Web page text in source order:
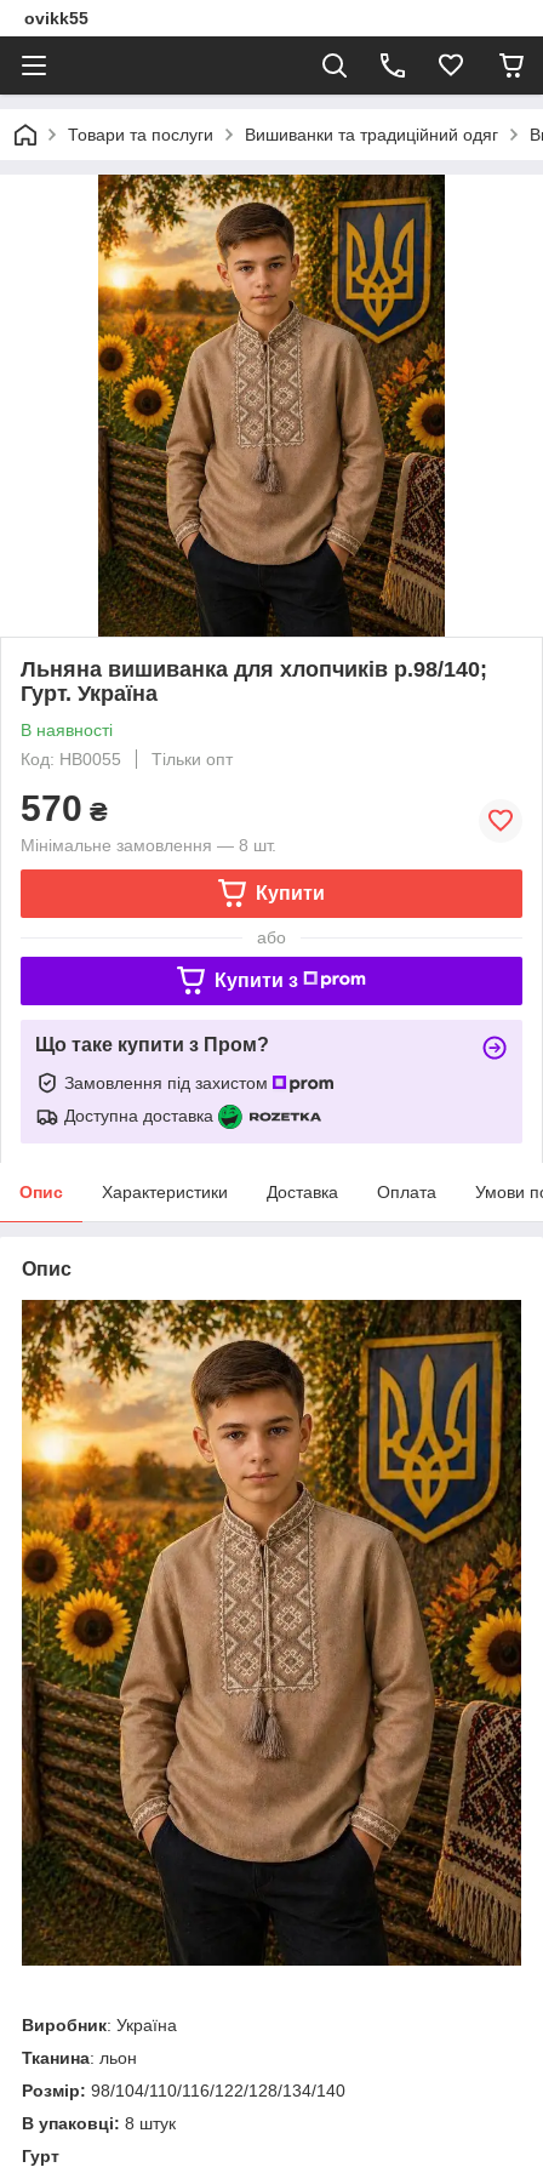
ovikk55
Товари та послуги Вишиванки та традиційний одяг
Льняна вишиванка для хлопчиків р.98/140;
Гурт. Україна
В наявності
Код: HB0055
Тільки опт
570 ₴
Мінімальне замовлення — 8 шт.
Купити
або
Купити з
Що таке купити з Пром?
Замовлення під захистом
Доступна доставка
Опис Характеристики Доставка Оплата Умови
Опис
Виробник: Україна
Тканина: льон
Розмір: 98/104/110/116/122/128/134/140
В упаковці: 8 штук
Гурт